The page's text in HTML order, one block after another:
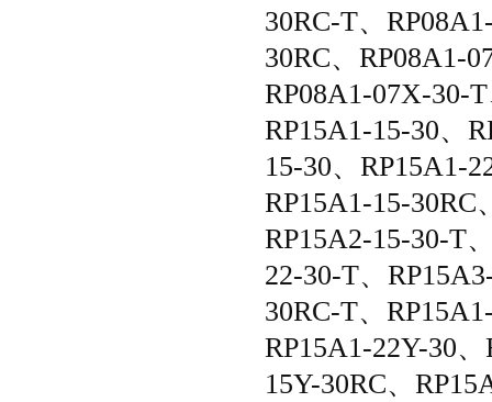
30RC-T、
30RC、RP08A1-
RP08A1-07X-30-
RP15A1-15-30、
15-30、RP15A1-
RP15A1-15-30RC
RP15A2-15-30-T
22-30-T、
30RC-T、
RP15A1-22Y-30
15Y-30RC、